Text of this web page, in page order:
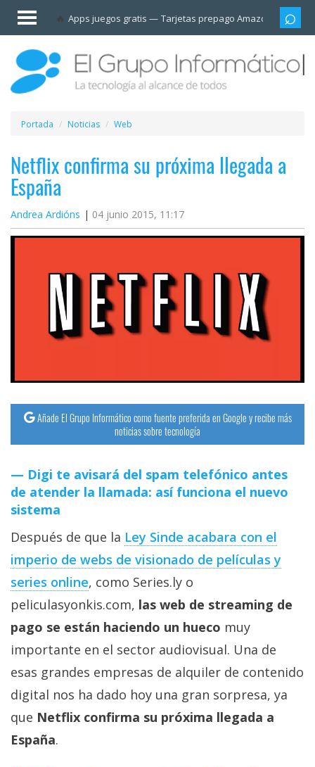
Apps juegos gratis Tarjetas prepago Amazon
Invitado
Iniciar
sesión /
Registrarse
Esenciales
Móviles
Ofertas
Apps
Redes
Plataformas
streaming
Trucos
Tutoriales
Ciberseguridad
Sistemas
operativos
Profesional
+
Más
temas
Sorteos
Foros
Portada Noticias Web
Netflix confirma su próxima llegada a
España
Andrea Ardións 04 junio 2015, 11:17
Añade El Grupo Informático como fuente preferida en Google y recibe más
noticias sobre tecnología
Digi te avisará del spam telefónico antes
de atender la llamada: así funciona el nuevo
sistema
Después de que la Ley Sinde acabara con el
imperio de webs de visionado de películas y
series online, como Series.ly o
peliculasyonkis.com, las web de streaming de
pago se están haciendo un hueco muy
importante en el sector audiovisual. Una de
esas grandes empresas de alquiler de contenido
digital nos ha dado hoy una gran sorpresa, ya
que Netflix confirma su próxima llegada a
España.